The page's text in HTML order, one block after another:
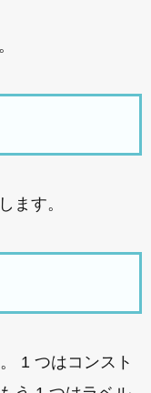
ます。
1 つはコンスト